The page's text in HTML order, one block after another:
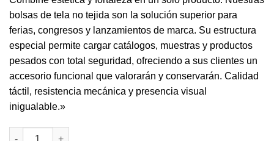
bolsas de tela no tejida son la solución superior para
ferias, congresos y lanzamientos de marca. Su estructura
especial permite cargar catálogos, muestras y productos
pesados con total seguridad, ofreciendo a sus clientes un
accesorio funcional que valorarán y conservarán. Calidad
táctil, resistencia mecánica y presencia visual
inigualable.»
"48x38x20" RESISTENCIA12kg. máx. AZUL cantidad